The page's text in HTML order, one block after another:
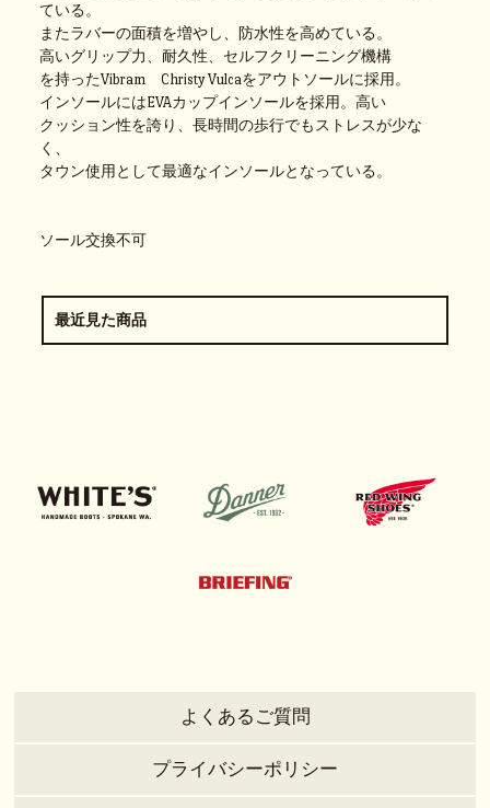
ている。
またラバーの面積を増やし、防水性を高めている。
高いグリップ力、耐久性、セルフクリーニング機構
を持ったVibram Christy Vulcaをアウトソールに採用。
インソールにはEVAカップインソールを採用。高い
クッション性を誇り、長時間の歩行でもストレスが少な
く、
タウン使用として最適なインソールとなっている。
ソール交換不可
最近見た商品
よくあるご質問
プライバシーポリシー